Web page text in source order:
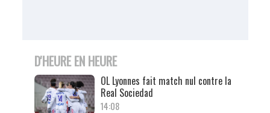
D'HEURE EN HEURE
OL Lyonnes fait match nul contre la
Real Sociedad
14:08